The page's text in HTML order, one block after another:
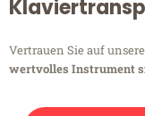
Vertrauen Sie auf
wertvolles Instrument